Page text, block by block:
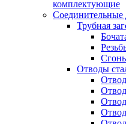
комплектующие
Соединительные
Трубная
Отводы